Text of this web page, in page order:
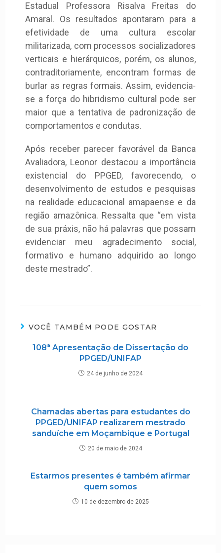
Estadual Professora Risalva Freitas do
Amaral. Os resultados apontaram para a
efetividade de uma cultura escolar
militarizada, com processos socializadores
verticais e hierárquicos, porém, os alunos,
contraditoriamente, encontram formas de
burlar as regras formais. Assim, evidencia-
se a força do hibridismo cultural pode ser
maior que a tentativa de padronização de
comportamentos e condutas.
Após receber parecer favorável da Banca
Avaliadora, Leonor destacou a importância
existencial do PPGED, favorecendo, o
desenvolvimento de estudos e pesquisas
na realidade educacional amapaense e da
região amazônica. Ressalta que “em vista
de sua práxis, não há palavras que possam
evidenciar meu agradecimento social,
formativo e humano adquirido ao longo
deste mestrado”.
VOCÊ TAMBÉM PODE GOSTAR
108ª Apresentação de Dissertação do
PPGED/UNIFAP
24 de junho de 2024
Chamadas abertas para estudantes do
PPGED/UNIFAP realizarem mestrado
sanduíche em Moçambique e Portugal
20 de maio de 2024
Estarmos presentes é também afirmar
quem somos
10 de dezembro de 2025